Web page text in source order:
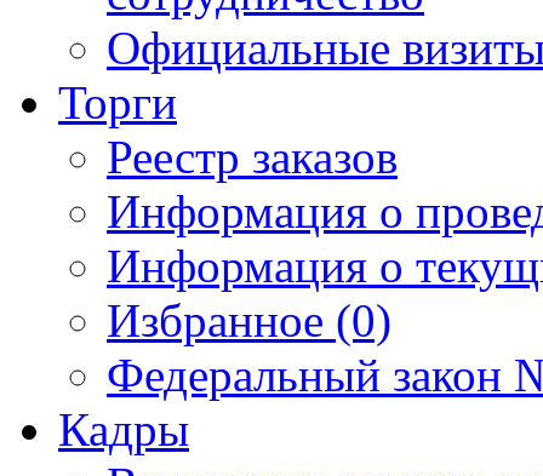
Официальные
Торги
Реестр заказов
Информация о
Информация о
Избранное (0)
Федеральный закон
Кадры